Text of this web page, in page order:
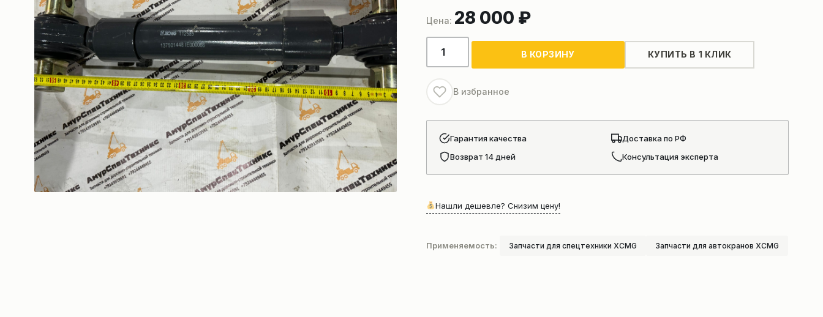
28 000 ₽
Количество
товара
реактивная
задних
рессор
137903142
автокрана
xcmg
В КОРЗИНУ КУПИТЬ В 1 КЛИК
В избранное
Гарантия качества
Доставка по РФ
Возврат 14 дней
Консультация эксперта
Нашли дешевле? Снизим цену!
Применяемость: Запчасти для спецтехники XCMG Запчасти для автокранов XCMG